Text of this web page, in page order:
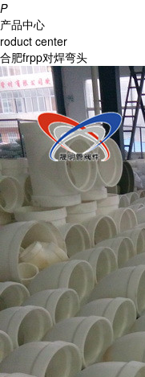
P
产品中心
roduct center
合肥frpp对焊弯头